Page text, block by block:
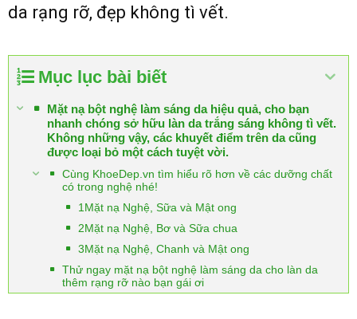
da rạng rỡ, đẹp không tì vết.
Mục lục bài biết
Mặt nạ bột nghệ làm sáng da hiệu quả, cho bạn
nhanh chóng sở hữu làn da trắng sáng không tì vết.
Không những vậy, các khuyết điểm trên da cũng
được loại bỏ một cách tuyệt vời.
Cùng KhoeDep.vn tìm hiểu rõ hơn về các dưỡng chất
có trong nghệ nhé!
1Mặt nạ Nghệ, Sữa và Mật ong
2Mặt nạ Nghệ, Bơ và Sữa chua
3Mặt nạ Nghệ, Chanh và Mật ong
Thử ngay mặt nạ bột nghệ làm sáng da cho làn da
thêm rạng rỡ nào bạn gái ơi